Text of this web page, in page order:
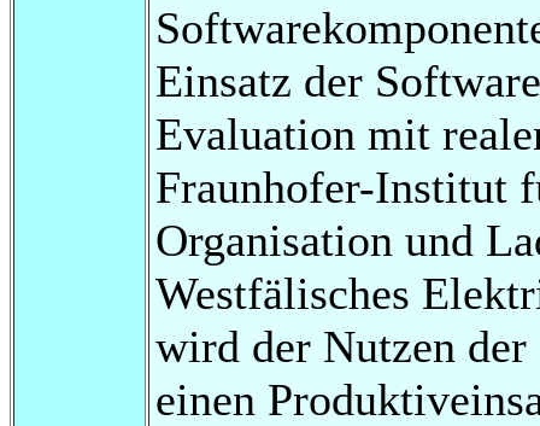
Einsatz der
Evaluation mit
Fraunhofer-Institut
Organisation und
Westfälisches
wird der Nutzen
einen